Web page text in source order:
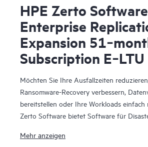
HPE Zerto Software
Enterprise
Expansion
Subscription E‑LTU
Möchten Sie Ihre Ausfallzeiten
Ransomware-Recovery verbessern,
bereitstellen oder Ihre Workloads einfach
Zerto Software bietet Software für
und Cloud-Umgebungen. HPE Zerto
Mehr anzeigen